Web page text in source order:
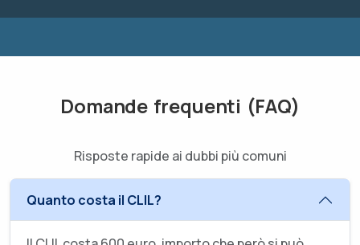
Domande frequenti (FAQ)
Risposte rapide ai dubbi più comuni
Quanto costa il CLIL?